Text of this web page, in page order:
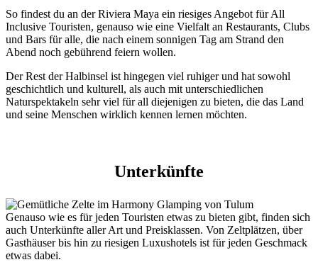
So findest du an der Riviera Maya ein riesiges Angebot für All
Inclusive Touristen, genauso wie eine Vielfalt an Restaurants, Clubs
und Bars für alle, die nach einem sonnigen Tag am Strand den
Abend noch gebührend feiern wollen.
Der Rest der Halbinsel ist hingegen viel ruhiger und hat sowohl
geschichtlich und kulturell, als auch mit unterschiedlichen
Naturspektakeln sehr viel für all diejenigen zu bieten, die das Land
und seine Menschen wirklich kennen lernen möchten.
Unterkünfte
Genauso wie es für jeden Touristen etwas zu bieten gibt, finden sich
auch Unterkünfte aller Art und Preisklassen. Von Zeltplätzen, über
Gasthäuser bis hin zu riesigen Luxushotels ist für jeden Geschmack
etwas dabei.